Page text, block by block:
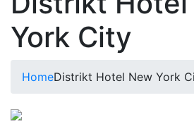
York City
HomeDistrikt Hotel New York